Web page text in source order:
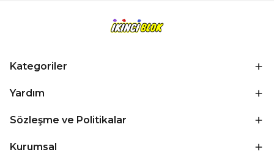
Kategoriler
Yardım
Sözleşme ve Politikalar
Kurumsal